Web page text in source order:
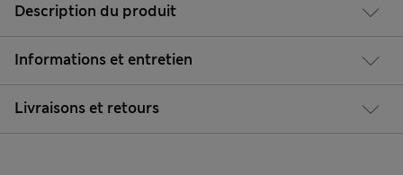
Description du produit
Informations et entretien
Livraisons et retours